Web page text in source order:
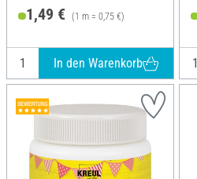
Kunststoff
1,49 € (1 m = 0,75 €)
In den Warenkorb